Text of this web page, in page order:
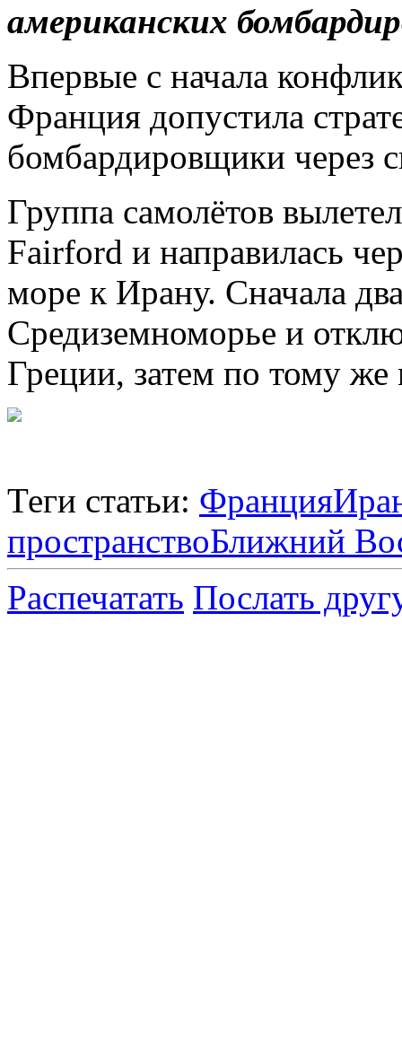
американских
Впервые с начала
Франция допустила
бомбардировщики через
Группа самолётов
Fairford и направилась
море к Ирану. Сначала
Средиземноморье и
Греции, затем по тому
Теги статьи: Франция
пространствоБлижний
Распечатать Послать